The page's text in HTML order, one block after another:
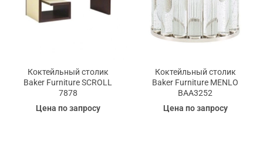
Коктейльный столик
Baker Furniture SCROLL
7878
Цена по запросу
Коктейльный столик
Baker Furniture MENLO
BAA3252
Цена по запросу